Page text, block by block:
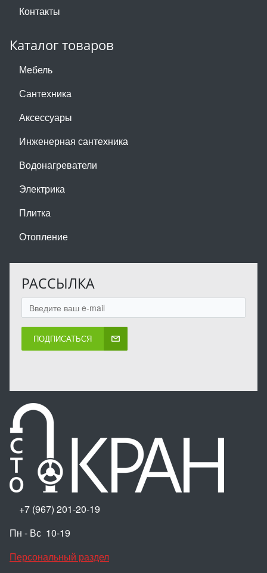
Контакты
Каталог товаров
Мебель
Сантехника
Аксессуары
Инженерная сантехника
Водонагреватели
Электрика
Плитка
Отопление
РАССЫЛКА
ПОДПИСАТЬСЯ
+7 (967) 201-20-19
Пн - Вс 10-19
Персональный раздел